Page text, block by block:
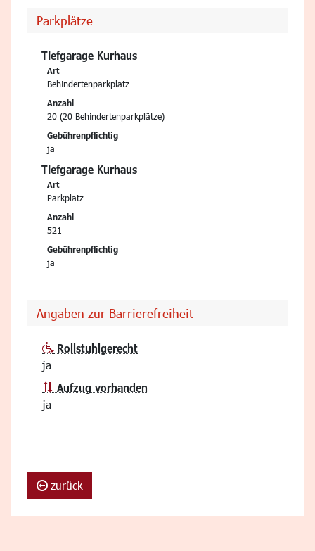
Parkplätze
Tiefgarage Kurhaus
Art
Behindertenparkplatz
Anzahl
20 (20 Behindertenparkplätze)
Gebührenpflichtig
ja
Tiefgarage Kurhaus
Art
Parkplatz
Anzahl
521
Gebührenpflichtig
ja
Angaben zur Barrierefreiheit
Rollstuhlgerecht
ja
Aufzug vorhanden
ja
zurück